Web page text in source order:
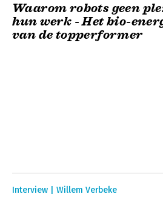
Waarom robots geen
hun werk - Het bio-
van de topperformer
Interview | Willem Verbeke